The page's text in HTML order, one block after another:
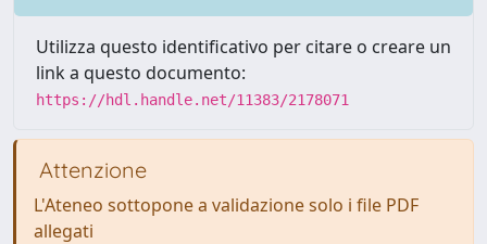
Utilizza questo identificativo per citare o creare un
link a questo documento:
https://hdl.handle.net/11383/2178071
Attenzione
L'Ateneo sottopone a validazione solo i file PDF
allegati